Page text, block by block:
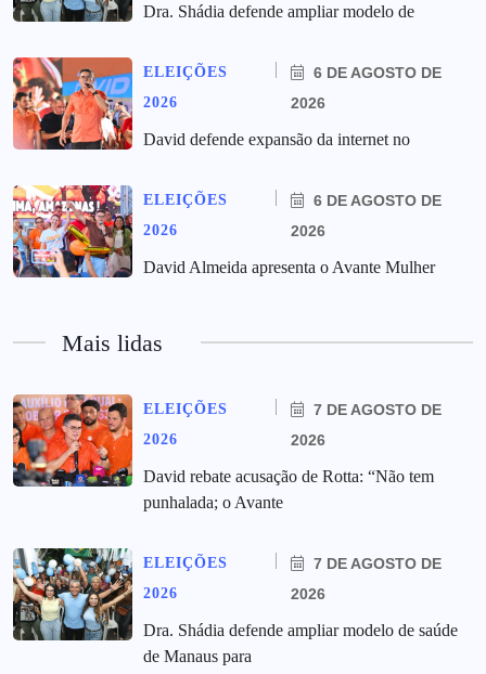
Dra. Shádia defende ampliar modelo de
ELEIÇÕES
2026
6 DE AGOSTO DE
2026
David defende expansão da internet no
ELEIÇÕES
2026
6 DE AGOSTO DE
2026
David Almeida apresenta o Avante Mulher
Mais lidas
ELEIÇÕES
2026
7 DE AGOSTO DE
2026
David rebate acusação de Rotta: “Não tem
punhalada; o Avante
ELEIÇÕES
2026
7 DE AGOSTO DE
2026
Dra. Shádia defende ampliar modelo de saúde
de Manaus para